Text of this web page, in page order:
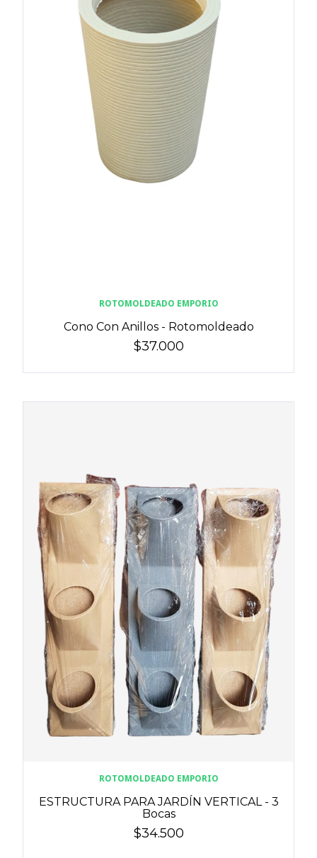
ROTOMOLDEADO EMPORIO
Cono Con Anillos - Rotomoldeado
$37.000
ROTOMOLDEADO EMPORIO
ESTRUCTURA PARA JARDÍN VERTICAL - 3
Bocas
$34.500